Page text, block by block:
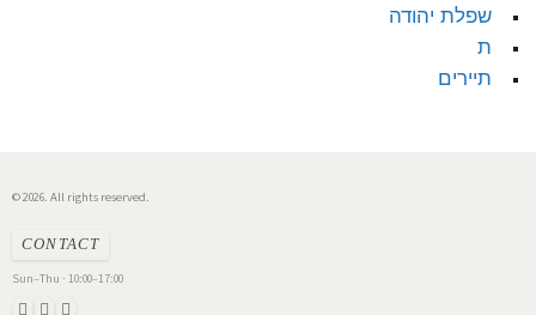
שפלת יהודה
ת
תיירים
© 2026. All rights reserved.
CONTACT
Sun–Thu · 10:00–17:00